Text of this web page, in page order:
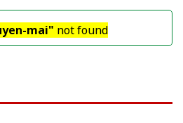
mai" not found